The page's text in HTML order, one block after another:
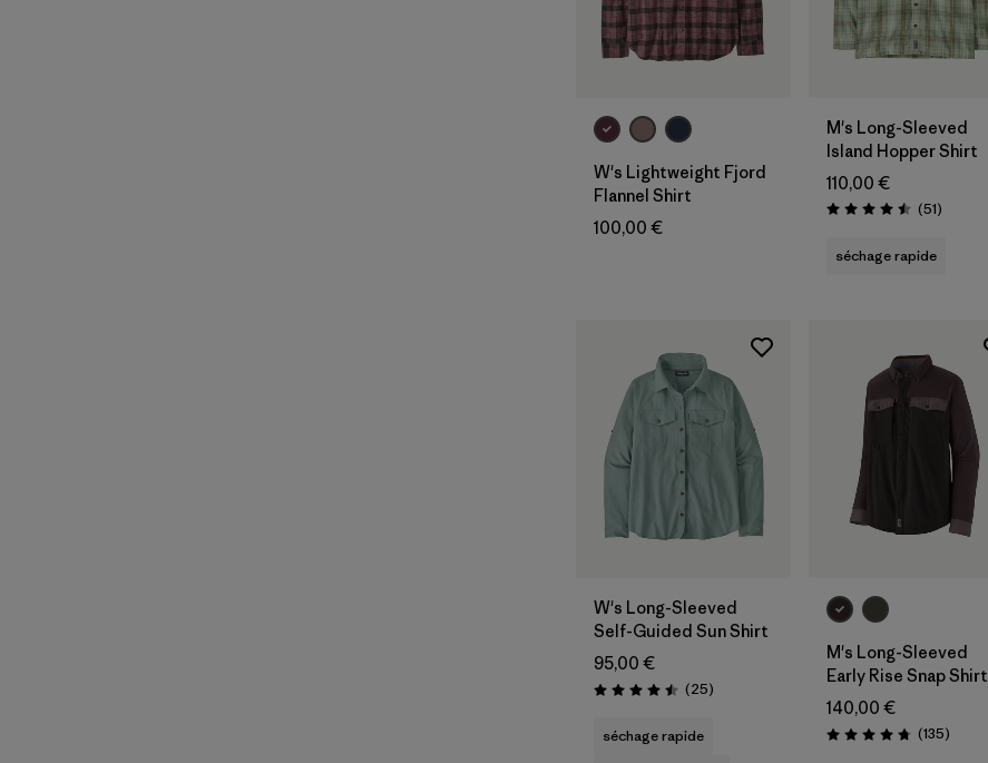
W's Lightweight Fjord
Flannel Shirt
100,00 €
M's Long-Sleeved
Island Hopper Shirt
110,00 €
Évaluation: 4.5 / 5
(51Avis
)
séchage rapide
W's Long-Sleeved
Self-Guided Sun Shirt
95,00 €
Évaluation: 4.5 / 5
(25Avis
)
séchage rapide
M's Long-Sleeved
Early Rise Snap Shirt
140,00 €
Évaluation: 4.7 / 5
(135Avis
)